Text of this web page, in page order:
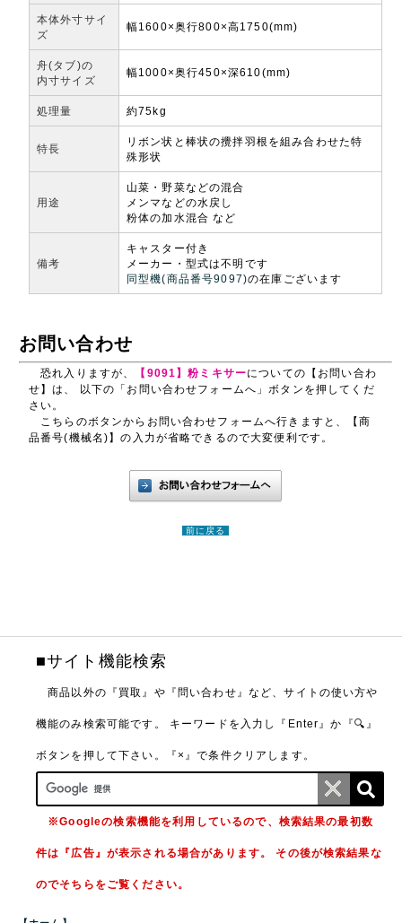
本体外寸サイ
ズ
幅1600×奥行800×高1750(mm)
舟(タブ)の
内寸サイズ
幅1000×奥行450×深610(mm)
処理量 約75kg
特長
リボン状と棒状の攪拌羽根を組み合わせた特
殊形状
用途
山菜・野菜などの混合
メンマなどの水戻し
粉体の加水混合 など
備考
キャスター付き
メーカー・型式は不明です
同型機(商品番号9097)の在庫ございます
お問い合わせ
恐れ入りますが、 【9091】粉ミキサーについての【お問い合わ
せ】は、 以下の「お問い合わせフォームへ」ボタンを押してくだ
さい。
こちらのボタンからお問い合わせフォームへ行きますと、【商
品番号(機械名)】の入力が省略できるので大変便利です。
前に戻る
■サイト機能検索
商品以外の『買取』や『問い合わせ』など、サイトの使い方や
機能のみ検索可能です。 キーワードを入力し『Enter』か『🔍』
ボタンを押して下さい。『×』で条件クリアします。
※Googleの検索機能を利用しているので、検索結果の最初数
件は『広告』が表示される場合があります。 その後が検索結果な
のでそちらをご覧ください。